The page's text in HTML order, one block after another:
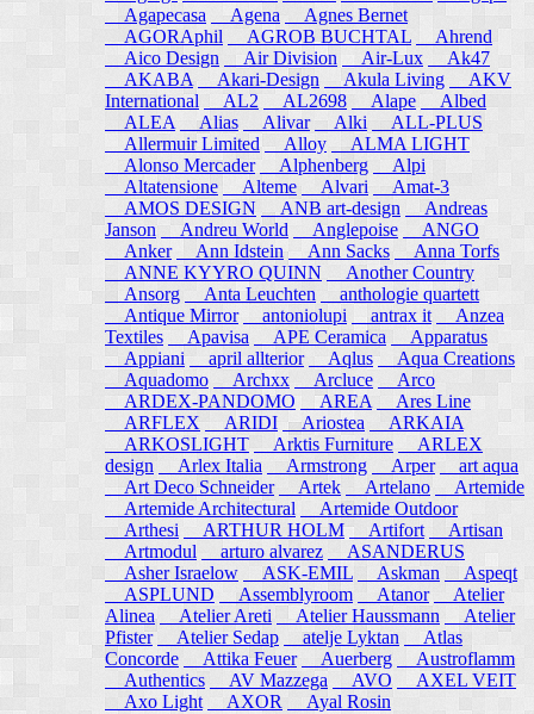
Agapecasa
Agena
Agnes Bernet
AGORAphil
AGROB BUCHTAL
Ahrend
Aico Design
Air Division Air-Lux
Ak47
AKABA
Akari-Design Akula Living
AKV
International
AL2 AL2698 Alape
Albed
ALEA
Alias Alivar Alki
ALL-PLUS
Allermuir Limited
Alloy
ALMA LIGHT
Alonso Mercader
Alphenberg
Alpi
Altatensione
Alteme Alvari
Amat-3
AMOS DESIGN
ANB art-design
Andreas
Janson
Andreu World Anglepoise
ANGO
Anker
Ann Idstein Ann Sacks
Anna Torfs
ANNE KYYRO QUINN
Another Country
Ansorg
Anta Leuchten
anthologie quartett
Antique Mirror
antoniolupi antrax it
Anzea
Textiles
Apavisa APE Ceramica
Apparatus
Appiani
april allterior Aqlus Aqua Creations
Aquadomo
Archxx Arcluce
Arco
ARDEX-PANDOMO
AREA
Ares Line
ARFLEX
ARIDI Ariostea
ARKAIA
ARKOSLIGHT
Arktis Furniture
ARLEX
design
Arlex Italia Armstrong Arper
art aqua
Art Deco Schneider
Artek Artelano
Artemide
Artemide Architectural
Artemide Outdoor
Arthesi
ARTHUR HOLM Artifort
Artisan
Artmodul
arturo alvarez
ASANDERUS
Asher Israelow
ASK-EMIL Askman
Aspeqt
ASPLUND
Assemblyroom Atanor
Atelier
Alinea
Atelier Areti Atelier Haussmann
Atelier
Pfister
Atelier Sedap atelje Lyktan
Atlas
Concorde
Attika Feuer Auerberg
Austroflamm
Authentics
AV Mazzega AVO
AXEL VEIT
Axo Light
AXOR Ayal Rosin